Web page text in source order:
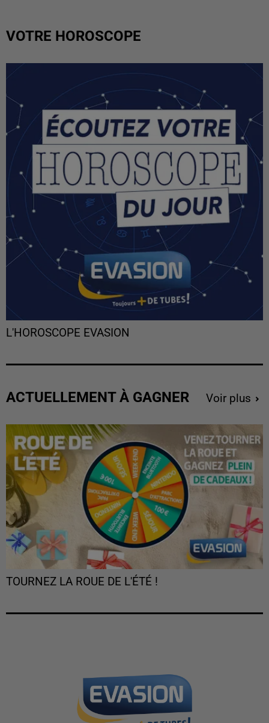
VOTRE HOROSCOPE
L'HOROSCOPE EVASION
ACTUELLEMENT À GAGNER Voir plus
TOURNEZ LA ROUE DE L'ÉTÉ !